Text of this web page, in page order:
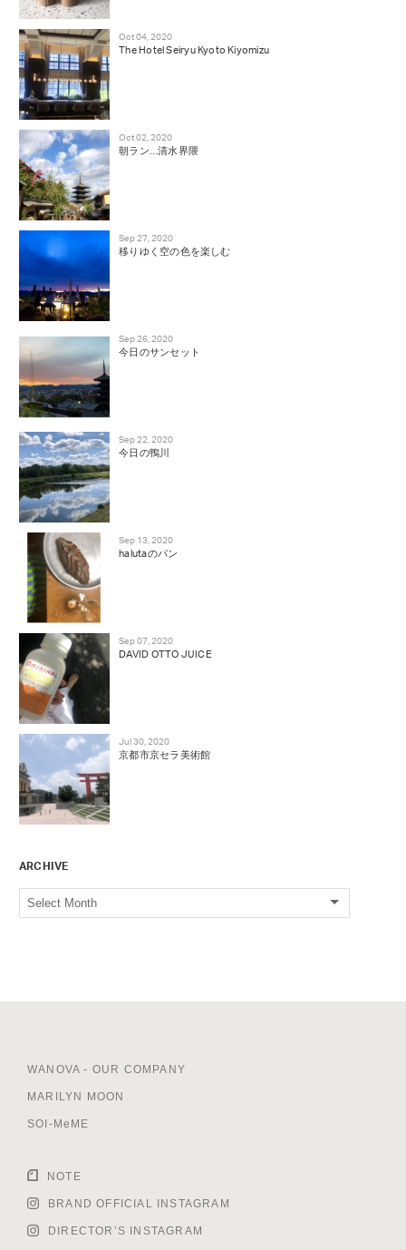
Oct 04, 2020
The Hotel Seiryu Kyoto Kiyomizu
Oct 02, 2020
朝ラン…清水界隈
Sep 27, 2020
移りゆく空の色を楽しむ
Sep 26, 2020
今日のサンセット
Sep 22, 2020
今日の鴨川
Sep 13, 2020
halutaのパン
Sep 07, 2020
DAVID OTTO JUICE
Jul 30, 2020
京都市京セラ美術館
ARCHIVE
WANOVA - OUR COMPANY
MARILYN MOON
SOI-MeME
NOTE
BRAND OFFICIAL INSTAGRAM
DIRECTOR’S INSTAGRAM